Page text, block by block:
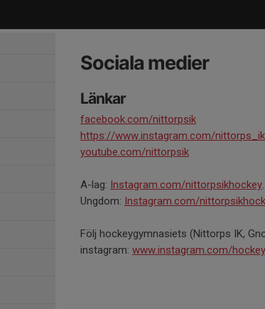
Sociala medier
Länkar
facebook.com/nittorpsik
https://www.instagram.com/
youtube.com/nittorpsik
A-lag: Instagram.com/nittorpsikhockey.
Ungdom: Instagram.com/
Följ hockeygymnasiets (Nittorps IK,
instagram: www.instagram.com/